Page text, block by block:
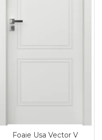
Foaie Usa Vector V